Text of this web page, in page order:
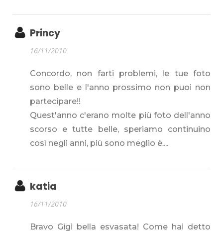
Princy
16/11/2010
Concordo, non farti problemi, le tue foto
sono belle e l'anno prossimo non puoi non
partecipare!!
Quest'anno c'erano molte più foto dell'anno
scorso e tutte belle, speriamo continuino
così negli anni, più sono meglio è....
katia
16/11/2010
Bravo Gigi bella esvasata! Come hai detto